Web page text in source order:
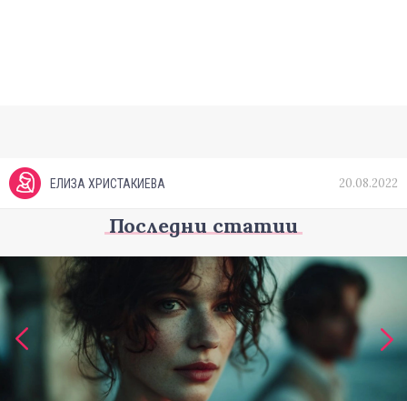
ЕЛИЗА ХРИСТАКИЕВА 20.08.2022
Последни статии